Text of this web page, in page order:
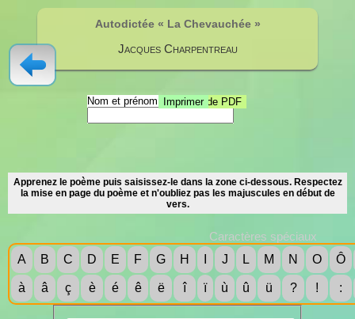
Nom et prénom : Sauvegarde PDF
Imprimer
Autodictée « La Chevauchée »
Jacques Charpentreau
Apprenez le poème puis saisissez-le dans la zone ci-dessous. Respectez
la mise en page du poème et n'oubliez pas les majuscules en début de
vers.
Caractères spéciaux
A
B C D E F G H J L M N O Ô
à â ç è é ê ë î ï ù û ü ? ! :